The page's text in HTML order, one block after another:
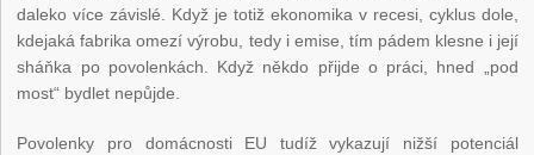
daleko více závislé. Když je totiž ekonomika v recesi, cyklus dole,
kdejaká fabrika omezí výrobu, tedy i emise, tím pádem klesne i její
sháňka po povolenkách. Když někdo přijde o práci, hned „pod
most“ bydlet nepůjde.
Povolenky pro domácnosti EU tudíž vykazují nižší potenciál